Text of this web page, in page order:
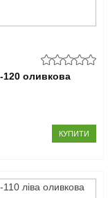
120 оливкова
КУПИТИ